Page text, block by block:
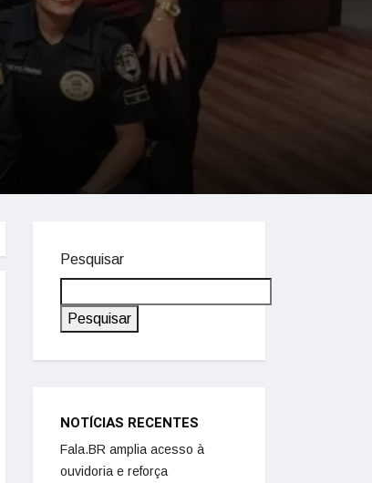
Pesquisar
Pesquisar
NOTÍCIAS RECENTES
Fala.BR amplia acesso à
ouvidoria e reforça